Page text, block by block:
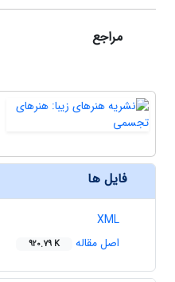
مراجع
فایل ها
XML
اصل مقاله
920.79 K